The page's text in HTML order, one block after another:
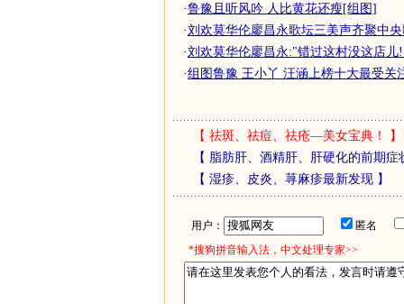
·鲁豫且听风吟 人比黄花还瘦[组图]
·刘欢莫华伦廖昌永歌坛三美声齐聚中
·刘欢莫华伦廖昌永:"错过这村没这店儿
·组图鲁豫 王小丫 汪涵上榜十大最受关
【 祛斑、祛痘、祛疮—美女宝典！
】
【 脂肪肝、酒精肝、肝硬化的前期症
【 湿疹、皮炎、荨麻疹最新发现】
用户：
匿名
*搜狗拼音输入法，中文处理专家>>